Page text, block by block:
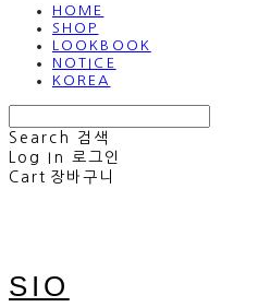
HOME
SHOP
LOOKBOOK
NOTICE
KOREA
Search
검색
Log In
로그인
Cart 장바구니
SIO